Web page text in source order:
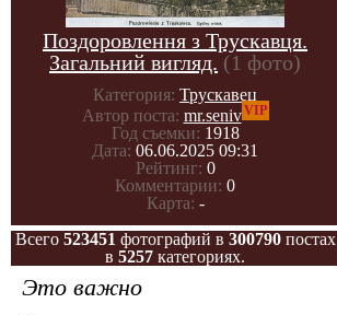
Поздоровлення з Трускавця.
Загальний вигляд. (1 фото)
Категория: Трускавец
Автор поста: mr.senivVIP
Год съемки: 1918
Дата: 06.06.2025 09:31
Рейтинг: 0
Комментарии: 0
Карта: -
Всего 523451 фотографий в 300790постах
в 5257 категориях.
Это важно